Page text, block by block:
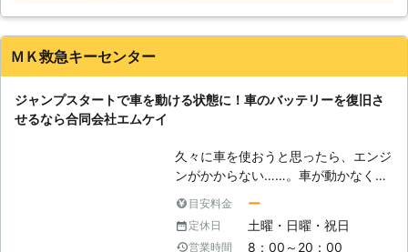
します 業者に作業を依頼しようと思
バッテリー上がりは、お客様の身にい
つ起こるのかわかりません。弊社はお
しております。 「土曜日にちょっと
温泉でも入りに行こうかと思ったら、
車が動かない……しまった！車が半ド
か！」という状況でバッテリー上がり
の車に合った電圧で電力を供給し、エ
ンジンをかけるお手伝いをいたしま
に関してご相談をご希望のときのもお
任せください。 有馬株式会社では、
しまい走行できなくなってしまった際
は、お気軽に私達までご相談くださ
トラブルや車やバイクのパンクでお困
りの方に対応している業者です。 東
京都府中市に拠点を構えていますの
電気を溜める役割をしていて、この電
テリー内の電気が切れてしまうと、車
を走らせることができなくなってしま
います。 ●バッテリーの充電は自分
でおこなうと危険です 「車のバッテ
リーが上がったらすぐに何とかした
ＭＫ救急キーセンター
ジャンプスタートで車を動ける状態に！車のバッテリーを復旧さ
せるなら合同会社エムケイ
久々に車を使おうと思ったら、エンジ
ンがかからない……。車が動かなくな
けずにとても困ります。そのエンジン
がかからない原因は、もしかしたらバ
目安料金 ー
定休日 土曜・日曜・祝日
営業時間 8：00～20：00